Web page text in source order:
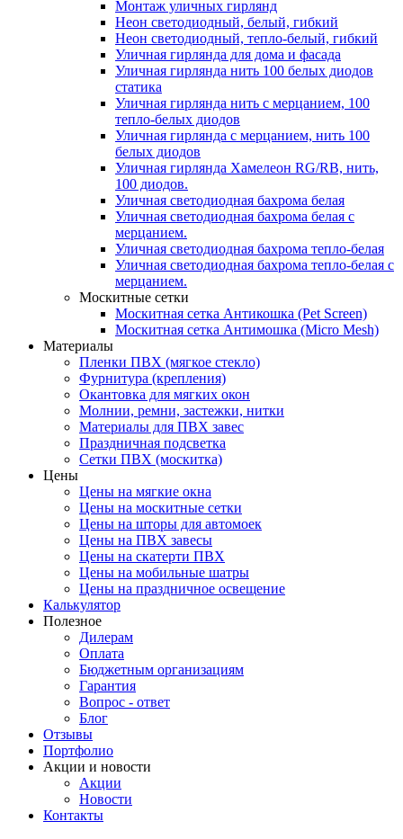
Монтаж уличных гирлянд
Неон светодиодный, белый, гибкий
Неон светодиодный, тепло-белый, гибкий
Уличная гирлянда для дома и фасада
Уличная гирлянда нить 100 белых диодов
статика
Уличная гирлянда нить с мерцанием, 100
тепло-белых диодов
Уличная гирлянда с мерцанием, нить 100
белых диодов
Уличная гирлянда Хамелеон RG/RB, нить,
100 диодов.
Уличная светодиодная бахрома белая
Уличная светодиодная бахрома белая с
мерцанием.
Уличная светодиодная бахрома тепло-белая
Уличная светодиодная бахрома тепло-белая с
мерцанием.
Москитные сетки
Москитная сетка Антикошка (Pet Screen)
Москитная сетка Антимошка (Micro Mesh)
Материалы
Пленки ПВХ (мягкое стекло)
Фурнитура (крепления)
Окантовка для мягких окон
Молнии, ремни, застежки, нитки
Материалы для ПВХ завес
Праздничная подсветка
Сетки ПВХ (москитка)
Цены
Цены на мягкие окна
Цены на москитные сетки
Цены на шторы для автомоек
Цены на ПВХ завесы
Цены на скатерти ПВХ
Цены на мобильные шатры
Цены на праздничное освещение
Калькулятор
Полезное
Дилерам
Оплата
Бюджетным организациям
Гарантия
Вопрос - ответ
Блог
Отзывы
Портфолио
Акции и новости
Акции
Новости
Контакты